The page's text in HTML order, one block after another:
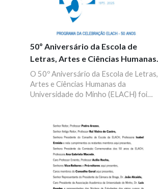
50º Aniversário da Escola de
Letras, Artes e Ciências Humanas
da UMinho
O 50º Aniversário da Escola de Letras,
Artes e Ciências Humanas da
Universidade do Minho (ELACH) foi
performances, música e cinema, entre
outras ações.